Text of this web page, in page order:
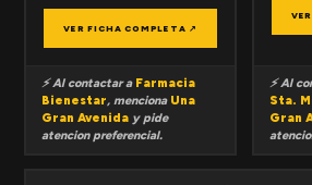
VER FICHA COMPLETA ↗
⚡ Al contactar a Farmacia
Bienestar, menciona Una
Gran Avenida y pide
atencion preferencial.
⚡ Al
Sta.
Gran